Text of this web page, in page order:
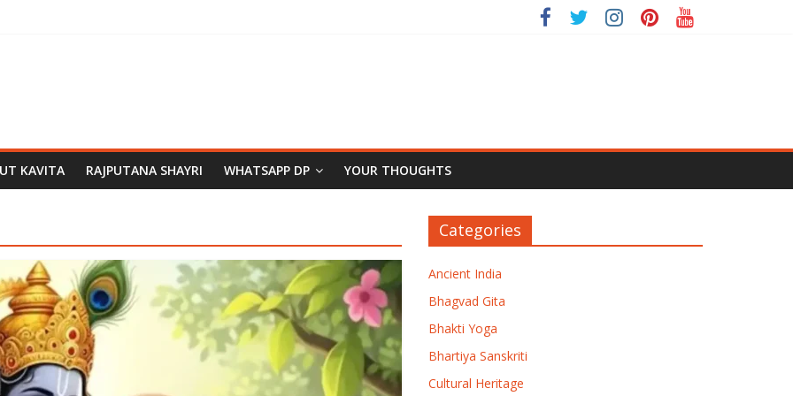
KAVITA RAJPUTANA SHAYRI WHATSAPP DP YOUR THOUGHTS
Categories
Ancient India
Bhagvad Gita
Bhakti Yoga
Bhartiya Sanskriti
Cultural Heritage